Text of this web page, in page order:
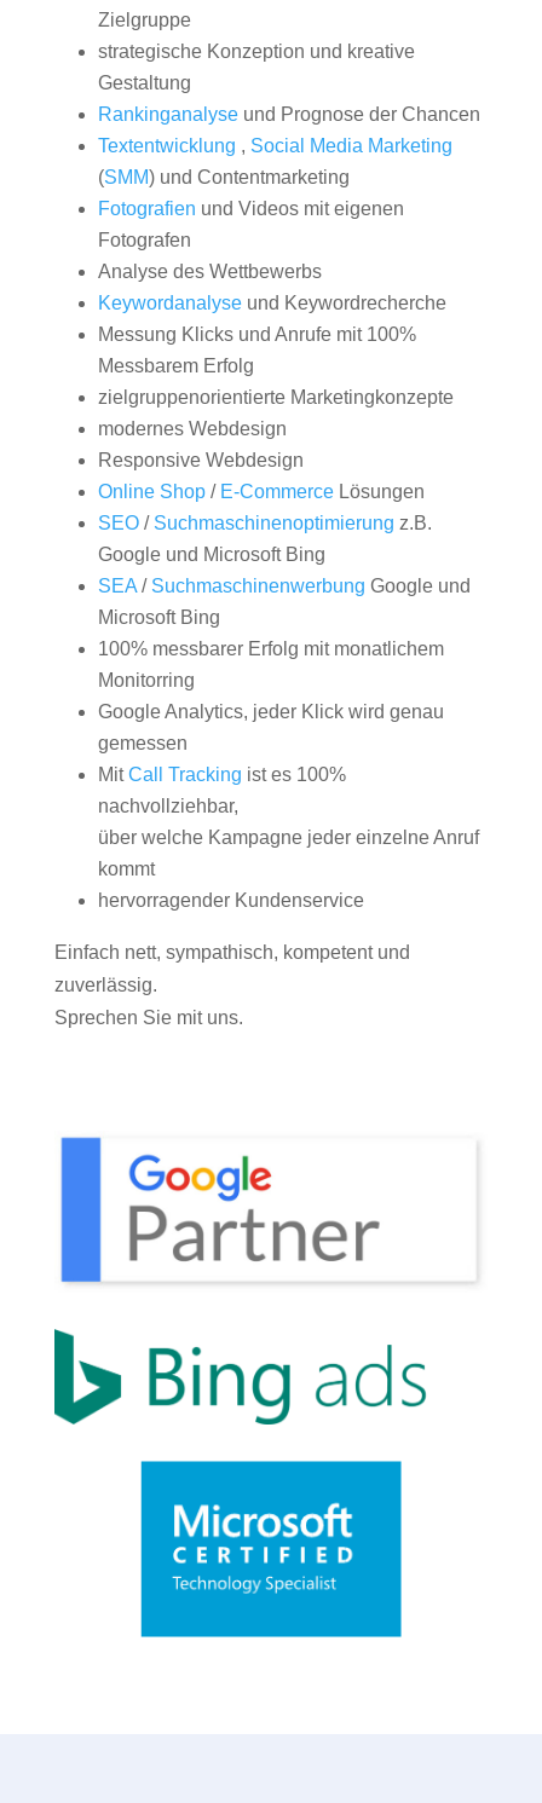
Zielgruppe
strategische Konzeption und kreative
Gestaltung
Rankinganalyseund Prognose der Chancen
Textentwicklung , Social Media Marketing
(SMM) und Contentmarketing
Fotografien und Videos mit eigenen
Fotografen
Analyse des Wettbewerbs
Keywordanalyseund Keywordrecherche
Messung Klicks und Anrufe mit 100%
Messbarem Erfolg
zielgruppenorientierte Marketingkonzepte
modernes Webdesign
Responsive Webdesign
Online Shop/ E-CommerceLösungen
SEO/ Suchmaschinenoptimierung z.B.
Google und Microsoft Bing
SEA/ Suchmaschinenwerbung Google und
Microsoft Bing
100% messbarer Erfolg mit monatlichem
Monitorring
Google Analytics, jeder Klick wird genau
gemessen
MitCall Tracking ist es 100%
nachvollziehbar,
über welche Kampagne jeder einzelne Anruf
kommt
hervorragender Kundenservice
Einfach nett, sympathisch, kompetent und
zuverlässig.
Sprechen Sie mit uns.